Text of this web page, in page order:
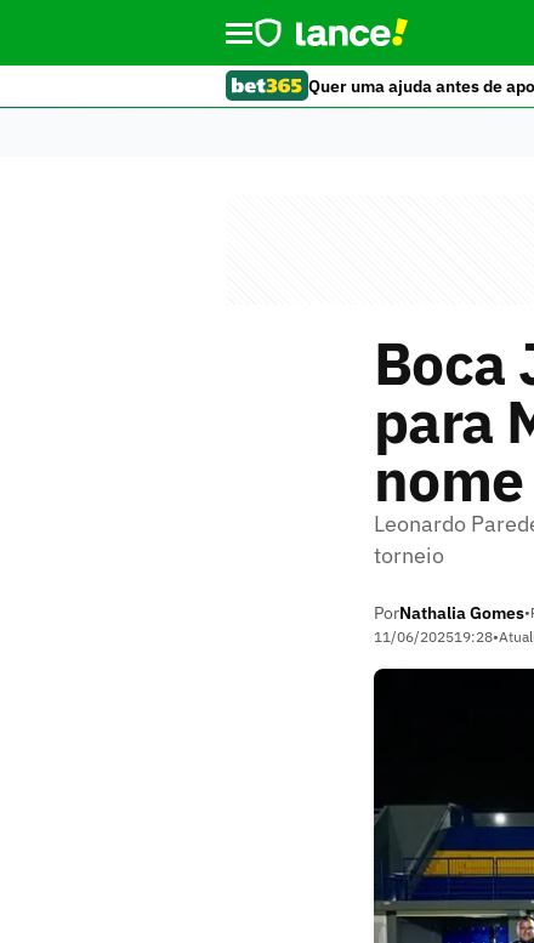
Quer uma ajuda antes de
Boca
para
Leonardo
torneio
PorNathalia Gomes•
11/06/202519:28•